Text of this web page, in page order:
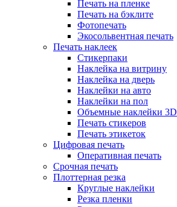
Печать на пленке
Печать на бэклите
Фотопечать
Экосольвентная печать
Печать наклеек
Стикерпаки
Наклейка на витрину
Наклейка на дверь
Наклейки на авто
Наклейки на пол
Объемные наклейки 3D
Печать стикеров
Печать этикеток
Цифровая печать
Оперативная печать
Срочная печать
Плоттерная резка
Круглые наклейки
Резка пленки